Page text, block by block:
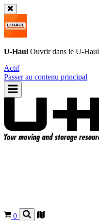
U-Haul Ouvrir dans le U-Haul
Actif
Passer au contenu principal
0